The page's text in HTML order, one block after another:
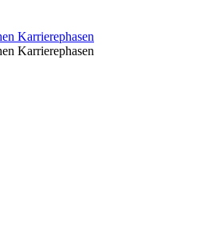
Karrierephasen
Karrierephasen